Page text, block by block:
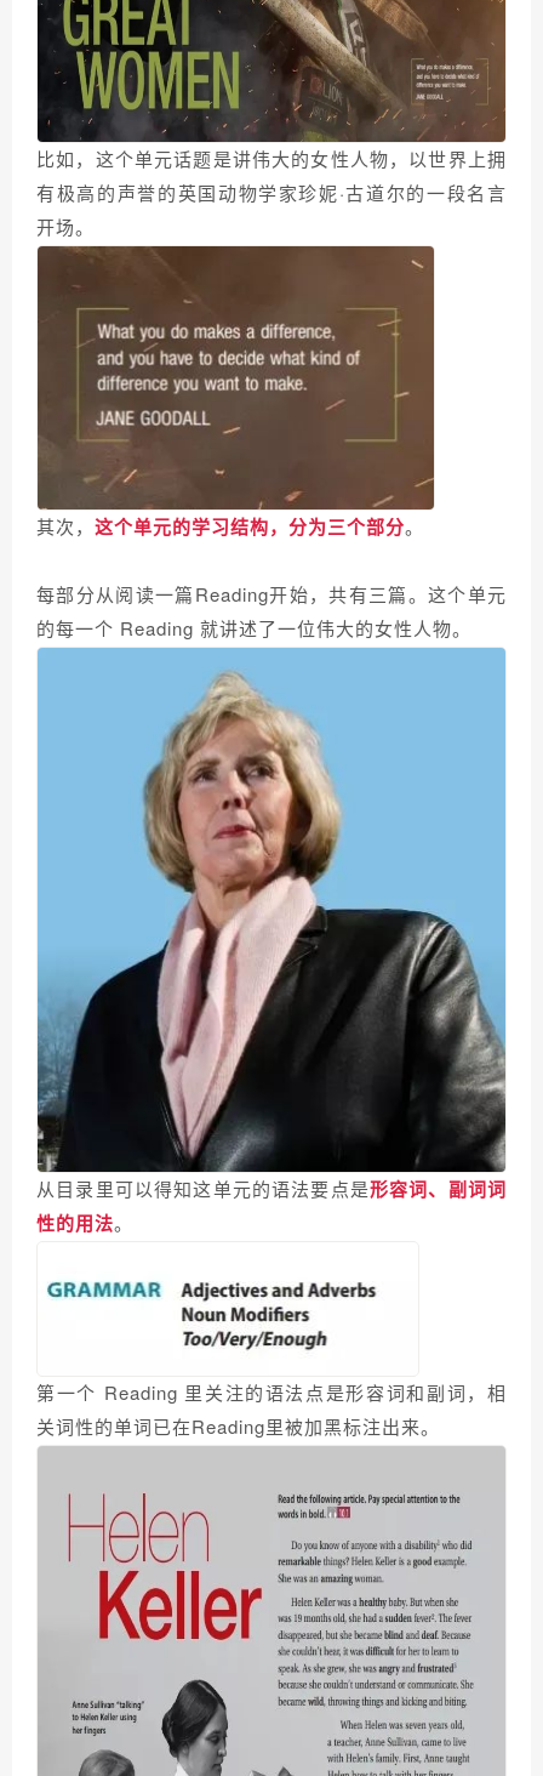
比如，这个单元话题是讲伟大的女性人物，以世界上拥
有极高的声誉的英国动物学家珍妮·古道尔的一段名言
开场。
其次， 这个单元的学习结构，分为三个部分。
每部分从阅读一篇Reading开始，共有三篇。这个单元
的每一个 Reading 就讲述了一位伟大的女性人物。
从目录里可以得知这单元的语法要点是形容词、副词词
性的用法。
第一个 Reading 里关注的语法点是形容词和副词，相
关词性的单词已在Reading里被加黑标注出来。